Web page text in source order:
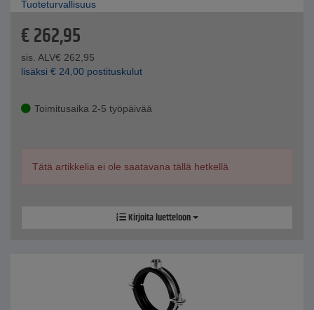
Tuoteturvallisuus
€262,95
sis. ALV€ 262,95
lisäksi € 24,00 postituskulut
Toimitusaika 2-5 työpäivää
Tätä artikkelia ei ole saatavana tällä hetkellä
Kirjoita luetteloon